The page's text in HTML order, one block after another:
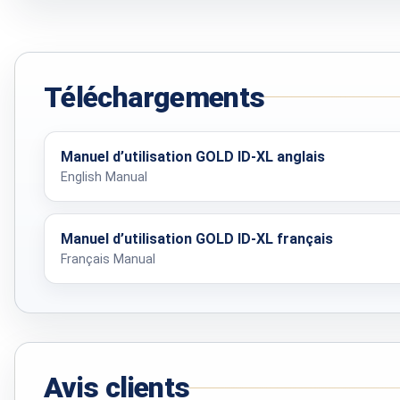
Temps de charge
Compensation du sol
CADRE DE RECHERCHE 1 X 1 M
Dimensions dans le sac
Téléchargements
Manuel d’utilisation GOLD ID-XL anglais
English Manual
Manuel d’utilisation GOLD ID-XL français
Français Manual
Avis clients